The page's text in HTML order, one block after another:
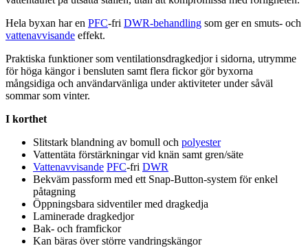
Hela byxan har en PFC-fri DWR-behandling som ger en smuts- och
vattenavvisande effekt.
Praktiska funktioner som ventilationsdragkedjor i sidorna, utrymme
för höga kängor i bensluten samt flera fickor gör byxorna
mångsidiga och användarvänliga under aktiviteter under såväl
sommar som vinter.
I korthet
Slitstark blandning av bomull och polyester
Vattentäta förstärkningar vid knän samt gren/säte
Vattenavvisande PFC-fri DWR
Bekväm passform med ett Snap-Button-system för enkel
påtagning
Öppningsbara sidventiler med dragkedja
Laminerade dragkedjor
Bak- och framfickor
Kan bäras över större vandringskängor